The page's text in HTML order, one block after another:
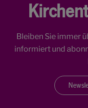
Bleiben Sie immer
informiert und